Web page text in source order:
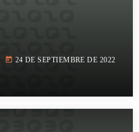
today 24 DE SEPTIEMBRE DE 2022